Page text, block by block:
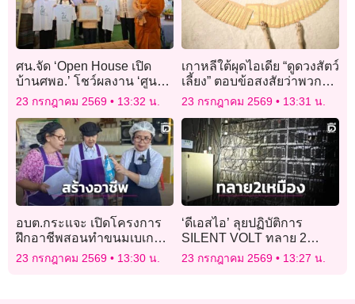
ศน.จัด ‘Open House เปิด
บ้านศพอ.’ โชว์ผลงาน ‘ศูนย์
พุทธศาสนาวันอาทิตย์’ ภาค
23 กรกฎาคม 2569 13:32 น.
เกาหลีใต้ผุดไอเดีย “ดูดวงสัตว์
เลี้ยง” ตอบข้อสงสัยว่าพวกมัน
คิดอะไรอยู่
23 กรกฎาคม 2569 13:31 น.
อบต.กระแจะ เปิดโครงการ
ฝึกอาชีพสอนทำขนมเบเกอรี่
ให้ผู้สูงอายุ
23 กรกฎาคม 2569 13:30 น.
‘ดีเอสไอ’ ลุยปฏิบัติการ
SILENT VOLT ทลาย 2
เหมืองบิตคอยน์ยักษ์ ลอบใช้
ไฟรัฐเสียหาย 280 ล้าน
23 กรกฎาคม 2569 13:27 น.